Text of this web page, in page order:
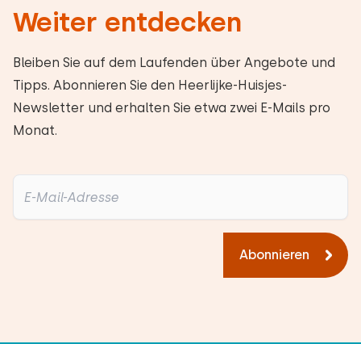
Weiter entdecken
Bleiben Sie auf dem Laufenden über Angebote und
Tipps. Abonnieren Sie den Heerlijke-Huisjes-
Newsletter und erhalten Sie etwa zwei E-Mails pro
Monat.
Abonnieren